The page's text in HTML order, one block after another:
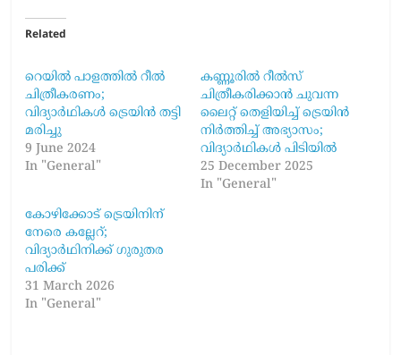
Related
റെയിൽ പാളത്തിൽ റീൽ
ചിത്രീകരണം;
വിദ്യാർഥികൾ ട്രെയിൻ തട്ടി
മരിച്ചു
9 June 2024
In "General"
കണ്ണൂരിൽ റീൽസ്
ചിത്രീകരിക്കാൻ ചുവന്ന
ലൈറ്റ് തെളിയിച്ച് ട്രെയിൻ
നിർത്തിച്ച് അഭ്യാസം;
വിദ്യാർഥികൾ പിടിയിൽ
25 December 2025
In "General"
കോഴിക്കോട് ട്രെയിനിന്
നേരെ കല്ലേറ്;
വിദ്യാർഥിനിക്ക് ഗുരുതര
പരിക്ക്
31 March 2026
In "General"